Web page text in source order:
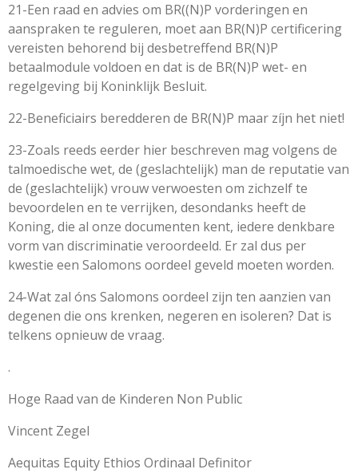
21-Een raad en advies om BR((N)P vorderingen en
aanspraken te reguleren, moet aan BR(N)P certificering
vereisten behorend bij desbetreffend BR(N)P
betaalmodule voldoen en dat is de BR(N)P wet- en
regelgeving bij Koninklijk Besluit.
22-Beneficiairs beredderen de BR(N)P maar zíjn het niet!
23-Zoals reeds eerder hier beschreven mag volgens de
talmoedische wet, de (geslachtelijk) man de reputatie van
de (geslachtelijk) vrouw verwoesten om zichzelf te
bevoordelen en te verrijken, desondanks heeft de
Koning, die al onze documenten kent, iedere denkbare
vorm van discriminatie veroordeeld. Er zal dus per
kwestie een Salomons oordeel geveld moeten worden.
24-Wat zal óns Salomons oordeel zijn ten aanzien van
degenen die ons krenken, negeren en isoleren? Dat is
telkens opnieuw de vraag.
.
Hoge Raad van de Kinderen Non Public
Vincent Zegel
Aequitas Equity Ethios Ordinaal Definitor